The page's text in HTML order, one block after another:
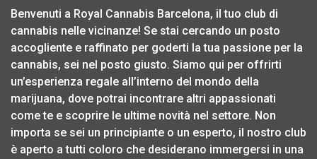
Benvenuti a Royal Cannabis Barcelona, il tuo club di
cannabis nelle vicinanze! Se stai cercando un posto
accogliente e raffinato per goderti la tua passione per la
cannabis, sei nel posto giusto. Siamo qui per offrirti
un’esperienza regale all’interno del mondo della
marijuana, dove potrai incontrare altri appassionati
come te e scoprire le ultime novità nel settore. Non
importa se sei un principiante o un esperto, il nostro club
è aperto a tutti coloro che desiderano immergersi in una